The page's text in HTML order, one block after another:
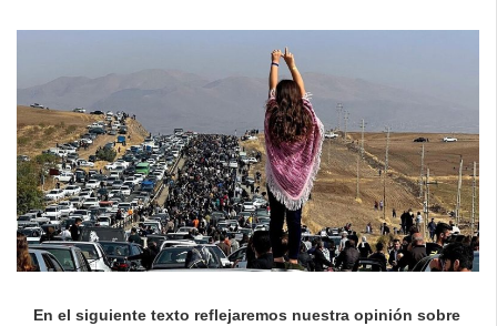
En el siguiente texto reflejaremos nuestra opinión sobre